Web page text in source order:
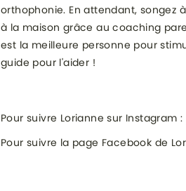
orthophonie. En attendant, songez
à la maison grâce au coaching
est la meilleure personne pour
guide pour l'aider !
Pour suivre Lorianne sur Instagram :
Pour suivre la page Facebook de